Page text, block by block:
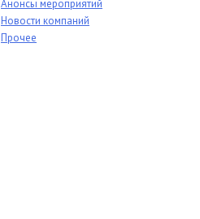
Анонсы мероприятий
Новости компаний
Прочее